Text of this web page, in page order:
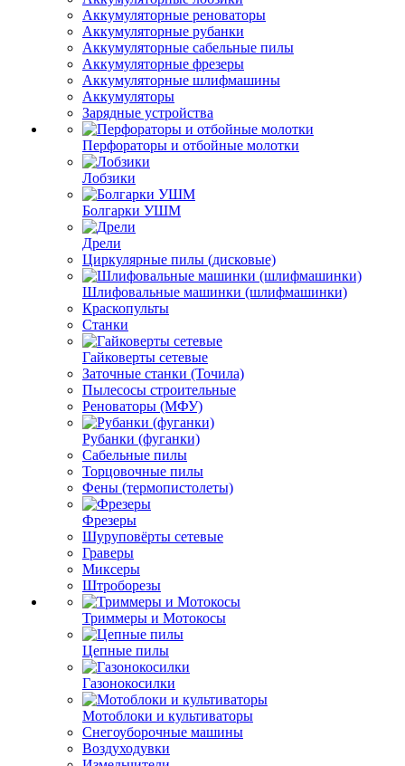
Аккумуляторные реноваторы
Аккумуляторные рубанки
Аккумуляторные сабельные пилы
Аккумуляторные фрезеры
Аккумуляторные шлифмашины
Аккумуляторы
Зарядные устройства
Перфораторы и отбойные молотки
Лобзики
Болгарки УШМ
Дрели
Циркулярные пилы (дисковые)
Шлифовальные машинки (шлифмашинки)
Краскопульты
Станки
Гайковерты сетевые
Заточные станки (Точила)
Пылесосы строительные
Реноваторы (МФУ)
Рубанки (фуганки)
Сабельные пилы
Торцовочные пилы
Фены (термопистолеты)
Фрезеры
Шуруповёрты сетевые
Граверы
Миксеры
Штроборезы
Триммеры и Мотокосы
Цепные пилы
Газонокосилки
Мотоблоки и культиваторы
Снегоуборочные машины
Воздуходувки